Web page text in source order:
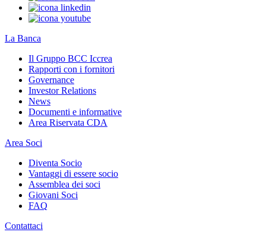
La Banca
Il Gruppo BCC Iccrea
Rapporti con i fornitori
Governance
Investor Relations
News
Documenti e informative
Area Riservata CDA
Area Soci
Diventa Socio
Vantaggi di essere socio
Assemblea dei soci
Giovani Soci
FAQ
Contattaci